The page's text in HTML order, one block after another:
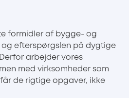
formidler af bygge- og
efterspørgslen på dygtige
arbejder vores
med virksomheder som
de rigtige opgaver, ikke